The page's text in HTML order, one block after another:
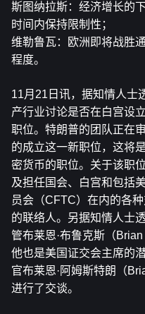
斯图纳拉斯：经济增长的
时间内保持限制性；
维勒鲁瓦：欧洲即将战胜
程度。
11月21日讯，据知情人士
产行业讨论是否在白宫设
职位。特朗普的团队正在
的成立这一新职位，这将
密货币的职位。关于该职
及担任国会、白宫和包括
员会（CFTC）在内的各
的联络人。另据知情人士
管布莱恩·布鲁克斯（
他也是美国证交会主席的
官布莱恩·阿姆斯特朗（
进行了交谈。